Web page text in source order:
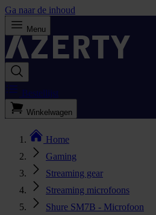
Ga naar de inhoud
Menu
Bestellijst
Winkelwagen
Home
Gaming
Streaming gear
Streaming microfoons
Shure SM7B - Microfoon